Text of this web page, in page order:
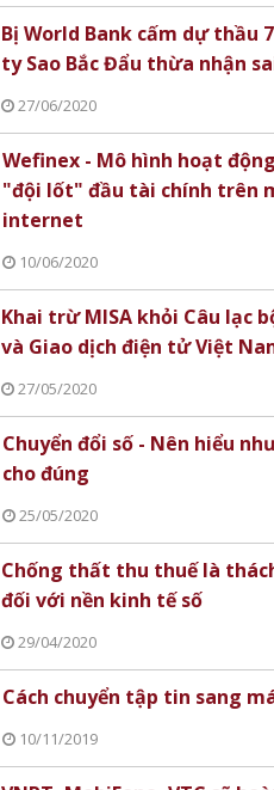
Bị World Bank cấm dự thầu
ty Sao Bắc Đẩu thừa nhận
27/06/2020
Wefinex - Mô hình hoạt
"đội lốt" đầu tài chính trên
internet
10/06/2020
Khai trừ MISA khỏi Câu lạc
và Giao dịch điện tử Việt
27/05/2020
Chuyển đổi số - Nên hiểu
cho đúng
25/05/2020
Chống thất thu thuế là
đối với nền kinh tế số
29/04/2020
Cách chuyển tập tin sang
10/11/2019